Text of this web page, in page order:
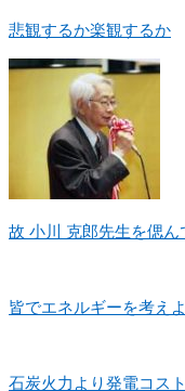
悲観するか楽観するか
故 小川 克郎先生を偲ん
皆でエネルギーを考
石炭火力より発電コス